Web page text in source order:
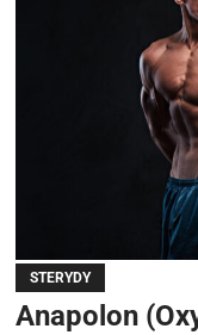
STERYDY
Anapolon